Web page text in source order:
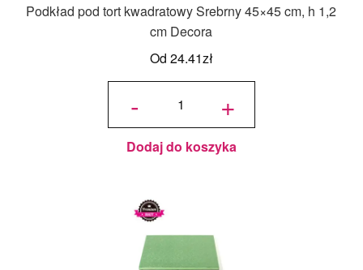
Podkład pod tort kwadratowy Srebrny 45×45 cm, h 1,2
cm Decora
Od 24.41zł
-
ilość
kwadratowy
Srebrny
45x45 cm,
h 1,2 cm
Decora
+
Dodaj do koszyka